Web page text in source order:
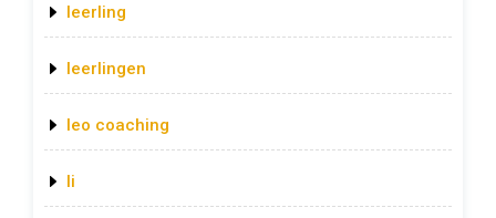
leerling
leerlingen
leo coaching
li